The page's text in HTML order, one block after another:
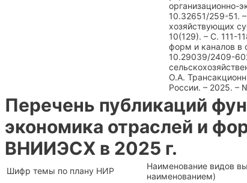
организационно-
10.32651/259-51.
хозяйствующих
10(129). – С. 111-
форм и каналов в
10.29039/2409-
О.А.
России. – 2025. –
Перечень публикаций
экономика отраслей и
ВНИИЭСХ в 2025 г.
Шифр темы по плану НИР
Наименование видов
наименованием)